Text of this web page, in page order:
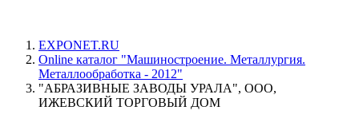
EXPONET.RU
Online каталог "Машиностроение. Металлургия.
Металлообработка - 2012"
"АБРАЗИВНЫЕ ЗАВОДЫ УРАЛА", ООО,
ИЖЕВСКИЙ ТОРГОВЫЙ ДОМ